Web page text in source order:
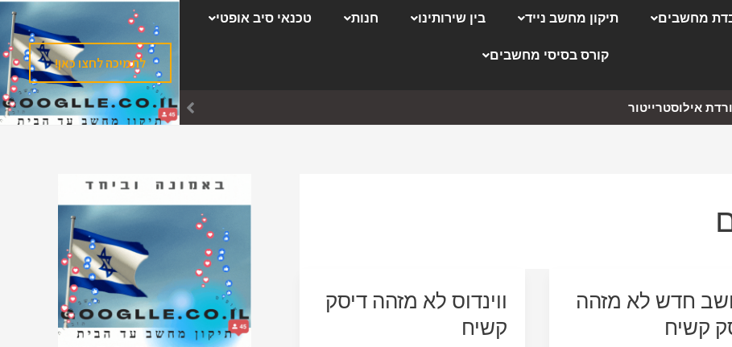
מחשבים תיקון מחשב נייד בין שירותינו חנות טכנאי סיב אופטי
קורס בסיסי מחשבים
אילוסטרייטור
לתמיכה לחצו כאן!
חדש לא מזהה
קשיח
ווינדוס לא מזהה דיסק
קשיח
ק